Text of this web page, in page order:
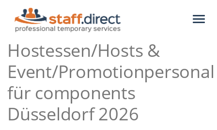
Toggle
Hostessen/Hosts &
Event/Promotionpersonal
für components
Düsseldorf 2026